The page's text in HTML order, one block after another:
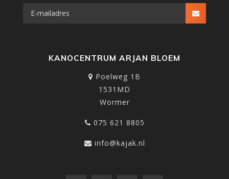
KANOCENTRUM ARJAN BLOEM
Poelweg 1B
1531MD
Wormer
075 621 8805
info@kajak.nl